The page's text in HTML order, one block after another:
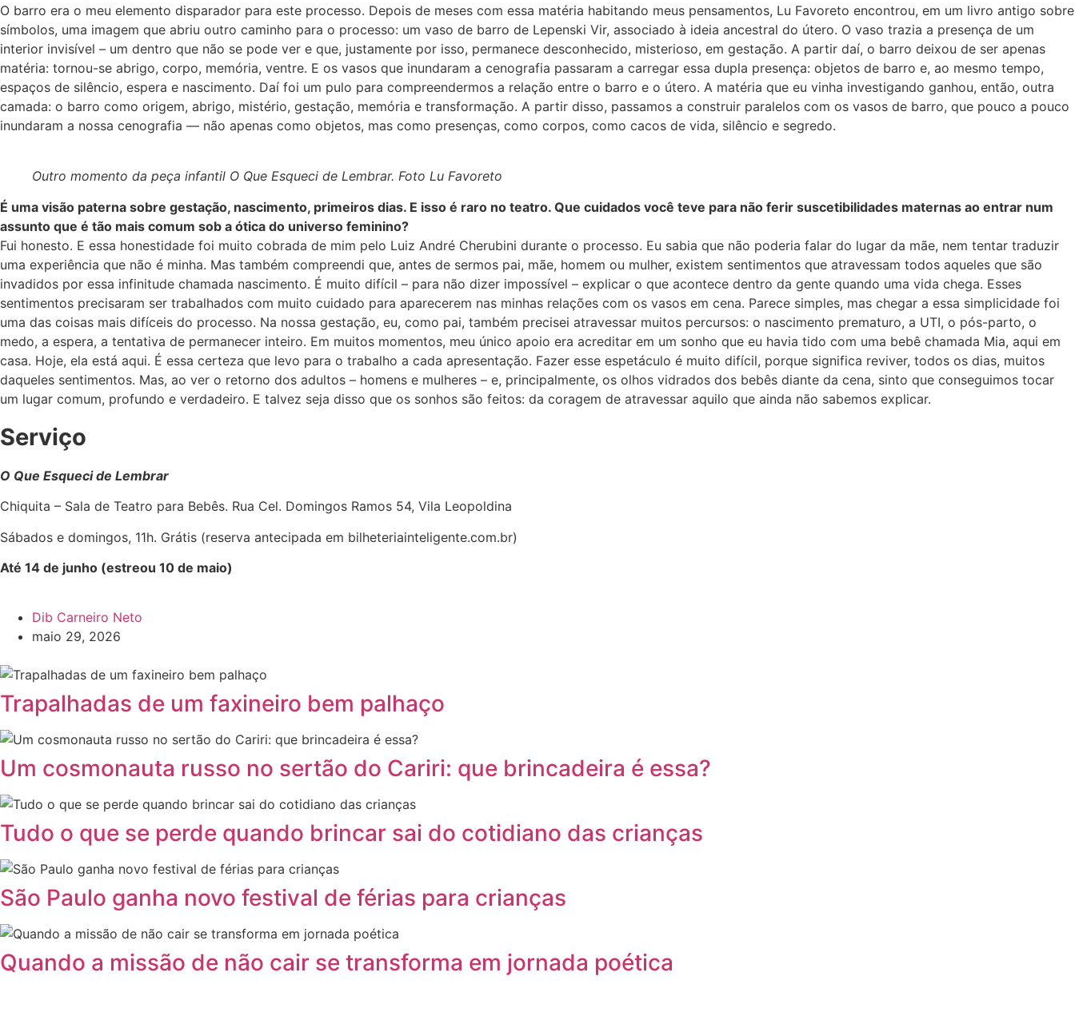
O barro era o meu elemento disparador para este processo. Depois de meses com essa matéria habitando meus pensamentos, Lu Favoreto encontrou, em um livro antigo sobre
símbolos, uma imagem que abriu outro caminho para o processo: um vaso de barro de Lepenski Vir, associado à ideia ancestral do útero. O vaso trazia a presença de um
interior invisível – um dentro que não se pode ver e que, justamente por isso, permanece desconhecido, misterioso, em gestação. A partir daí, o barro deixou de ser apenas
matéria: tornou-se abrigo, corpo, memória, ventre. E os vasos que inundaram a cenografia passaram a carregar essa dupla presença: objetos de barro e, ao mesmo tempo,
espaços de silêncio, espera e nascimento. Daí foi um pulo para compreendermos a relação entre o barro e o útero. A matéria que eu vinha investigando ganhou, então, outra
camada: o barro como origem, abrigo, mistério, gestação, memória e transformação. A partir disso, passamos a construir paralelos com os vasos de barro, que pouco a pouco
inundaram a nossa cenografia — não apenas como objetos, mas como presenças, como corpos, como cacos de vida, silêncio e segredo.
Outro momento da peça infantil O Que Esqueci de Lembrar. Foto Lu Favoreto
É uma visão paterna sobre gestação, nascimento, primeiros dias. E isso é raro no teatro. Que cuidados você teve para não ferir suscetibilidades maternas ao entrar num
assunto que é tão mais comum sob a ótica do universo feminino?
Fui honesto. E essa honestidade foi muito cobrada de mim pelo Luiz André Cherubini durante o processo. Eu sabia que não poderia falar do lugar da mãe, nem tentar traduzir
uma experiência que não é minha. Mas também compreendi que, antes de sermos pai, mãe, homem ou mulher, existem sentimentos que atravessam todos aqueles que são
invadidos por essa infinitude chamada nascimento. É muito difícil – para não dizer impossível – explicar o que acontece dentro da gente quando uma vida chega. Esses
sentimentos precisaram ser trabalhados com muito cuidado para aparecerem nas minhas relações com os vasos em cena. Parece simples, mas chegar a essa simplicidade foi
uma das coisas mais difíceis do processo. Na nossa gestação, eu, como pai, também precisei atravessar muitos percursos: o nascimento prematuro, a UTI, o pós-parto, o
medo, a espera, a tentativa de permanecer inteiro. Em muitos momentos, meu único apoio era acreditar em um sonho que eu havia tido com uma bebê chamada Mia, aqui em
casa. Hoje, ela está aqui. É essa certeza que levo para o trabalho a cada apresentação. Fazer esse espetáculo é muito difícil, porque significa reviver, todos os dias, muitos
daqueles sentimentos. Mas, ao ver o retorno dos adultos – homens e mulheres – e, principalmente, os olhos vidrados dos bebês diante da cena, sinto que conseguimos tocar
um lugar comum, profundo e verdadeiro. E talvez seja disso que os sonhos são feitos: da coragem de atravessar aquilo que ainda não sabemos explicar.
Serviço
O Que Esqueci de Lembrar
Chiquita – Sala de Teatro para Bebês. Rua Cel. Domingos Ramos 54, Vila Leopoldina
Sábados e domingos, 11h. Grátis (reserva antecipada em bilheteriainteligente.com.br)
Até 14 de junho (estreou 10 de maio)
Dib Carneiro Neto
maio 29, 2026
Trapalhadas de um faxineiro bem palhaço
Um cosmonauta russo no sertão do Cariri: que brincadeira é essa?
Tudo o que se perde quando brincar sai do cotidiano das crianças
São Paulo ganha novo festival de férias para crianças
Quando a missão de não cair se transforma em jornada poética